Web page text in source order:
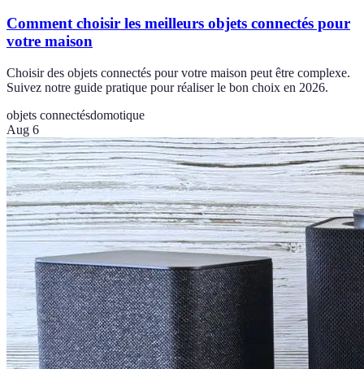
Comment choisir les meilleurs objets connectés pour
votre maison
Choisir des objets connectés pour votre maison peut être complexe.
Suivez notre guide pratique pour réaliser le bon choix en 2026.
objets connectésdomotique
Aug 6